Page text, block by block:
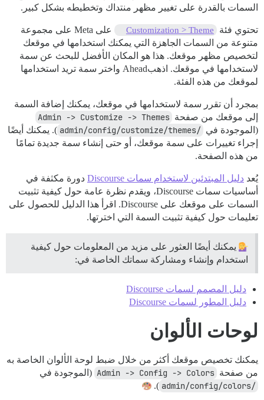
السمات بالقدرة على تغيير مظهر منتداك وتخطيطه بشكل كبير.
تحتوي فئة Customization > Theme
على Meta على مجموعة
متنوعة من السمات الجاهزة التي يمكنك استخدامها في موقعك
لتخصيص مظهر موقعك. هذا هو المكان الأفضل للبحث عن سمة
لاستخدامها في موقعك. اذهبAhead واختر سمة تريد استخدامها
لموقعك من هذه الفئة.
بمجرد أن تقرر سمة لاستخدامها في موقعك، يمكنك إضافة السمة
إلى موقعك من صفحة Admin -> Customize -> Themes
(الموجودة في /admin/config/customize/themes
). يمكنك أيضًا
إجراء تغييرات على سمة موقعك، أو حتى إنشاء سمة جديدة تمامًا
من هذه الصفحة.
يُعد دليل المبتدئين لاستخدام سمات Discourse
دورة مكثفة في
أساسيات سمات Discourse، ويقدم نظرة عامة حول كيفية تثبيت
السمات على موقعك على Discourse. اقرأ هذا الدليل للحصول على
تعليمات حول كيفية تثبيت السمة التي اخترتها.
يمكنك أيضًا العثور على مزيد من المعلومات حول كيفية
استخدام وإنشاء ومشاركة سماتك الخاصة في:
دليل المصمم لسمات Discourse
دليل المطور لسمات Discourse
لوحات الألوان
يمكنك تخصيص موقعك أكثر من خلال ضبط لوحة الألوان الخاصة به
من صفحة Admin -> Config -> Colors (الموجودة في
/admin/config/colors
).